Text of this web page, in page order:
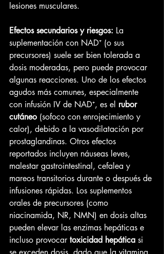
lesiones musculares.
Efectos secundarios y riesgos: La
suplementación con NAD⁺ (o sus
precursores) suele ser bien tolerada a
dosis moderadas, pero puede provocar
algunas reacciones. Uno de los efectos
agudos más comunes, especialmente
con infusión IV de NAD⁺, es el rubor
cutáneo (sofoco con enrojecimiento y
calor), debido a la vasodilatación por
prostaglandinas. Otros efectos
reportados incluyen náuseas leves,
malestar gastrointestinal, cefalea y
mareos transitorios durante o después de
infusiones rápidas. Los suplementos
orales de precursores (como
niacinamida, NR, NMN) en dosis altas
pueden elevar las enzimas hepáticas e
incluso provocar toxicidad hepática si